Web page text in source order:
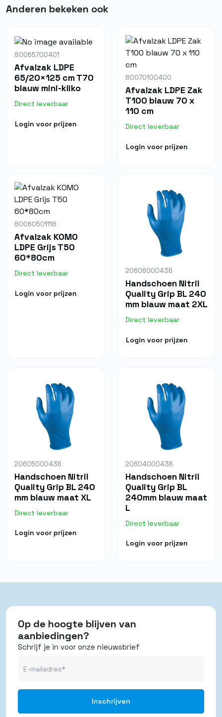
Anderen bekeken ook
80065700401
Afvalzak LDPE
65/20×125 cm T70
blauw mini-kliko
Direct leverbaar
Login voor prijzen
80070100400
Afvalzak LDPE Zak
T100 blauw 70 x
110 cm
Direct leverbaar
Login voor prijzen
80060501118
Afvalzak KOMO
LDPE Grijs T50
60*80cm
Direct leverbaar
Login voor prijzen
20606000436
Handschoen Nitril
Quality Grip BL 240
mm blauw maat 2XL
Direct leverbaar
Login voor prijzen
20605000436
Handschoen Nitril
Quality Grip BL 240
mm blauw maat XL
Direct leverbaar
Login voor prijzen
20604000436
Handschoen Nitril
Quality Grip BL
240mm blauw maat
L
Direct leverbaar
Login voor prijzen
Op de hoogte blijven van
aanbiedingen?
Schrijf je in voor onze nieuwsbrief